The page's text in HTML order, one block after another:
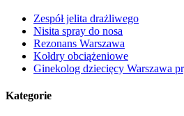
Zespół jelita drażliwego
Nisita spray do nosa
Rezonans Warszawa
Kołdry obciążeniowe
Ginekolog dziecięcy Warszawa
Kategorie